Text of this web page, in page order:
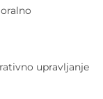
upravljanje